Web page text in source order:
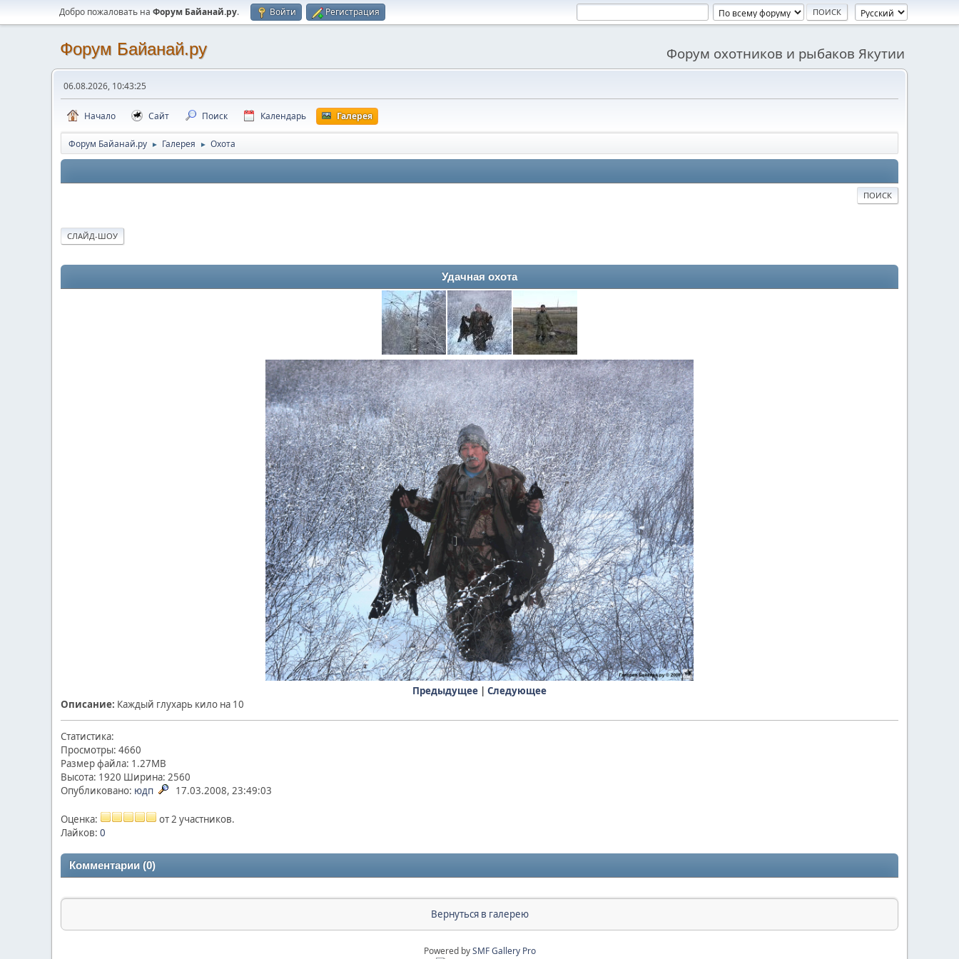
Добро пожаловать на Форум Байанай.ру. Войти Регистрация
Форум Байанай.ру Форум охотников и рыбаков Якутии
06.08.2026, 10:43:25
Начало Сайт Поиск Календарь Галерея
Форум Байанай.ру ► Галерея ► Охота
ПОИСК
СЛАЙД-ШОУ
Удачная охота
Предыдущее | Следующее
Описание: Каждый глухарь кило на 10
Статистика:
Просмотры: 4660
Размер файла: 1.27MB
Высота: 1920 Ширина: 2560
Опубликовано: юдп 17.03.2008, 23:49:03
Оценка:
от 2 участников.
Лайков: 0
Комментарии (0)
Вернуться в галерею
Powered bySMF Gallery Pro